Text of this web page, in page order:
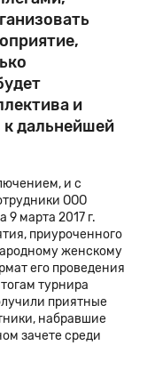
и
к дальнейшей
и с
ООО
марта 2017 г.
приуроченного
женскому
его проведения
турнира
приятные
набравшие
зачете среди